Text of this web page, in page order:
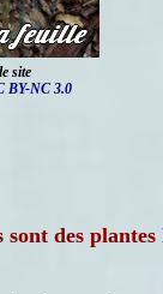
site
BY-NC 3.0
sont des plantes